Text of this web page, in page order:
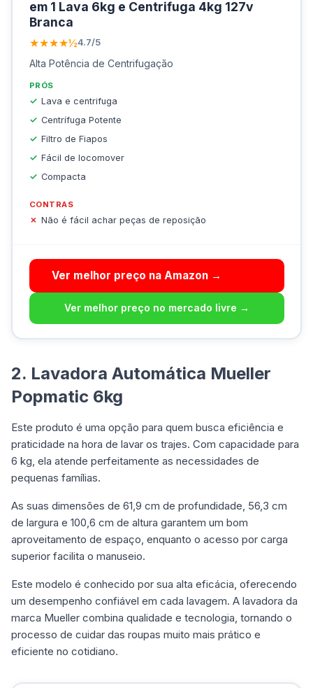
em 1 Lava 6kg e Centrifuga 4kg 127v
Branca
★★★★½4.7/5
Alta Potência de Centrifugação
PRÓS
Lava e centrifuga
Centrífuga Potente
Filtro de Fiapos
Fácil de locomover
Compacta
CONTRAS
Não é fácil achar peças de reposição
Ver melhor preço na Amazon →
Ver melhor preço no mercado livre →
2. Lavadora Automática Mueller
Popmatic 6kg
Este produto é uma opção para quem busca eficiência e
praticidade na hora de lavar os trajes. Com capacidade para
6 kg, ela atende perfeitamente as necessidades de
pequenas famílias.
As suas dimensões de 61,9 cm de profundidade, 56,3 cm
de largura e 100,6 cm de altura garantem um bom
aproveitamento de espaço, enquanto o acesso por carga
superior facilita o manuseio.
Este modelo é conhecido por sua alta eficácia, oferecendo
um desempenho confiável em cada lavagem. A lavadora da
marca Mueller combina qualidade e tecnologia, tornando o
processo de cuidar das roupas muito mais prático e
eficiente no cotidiano.